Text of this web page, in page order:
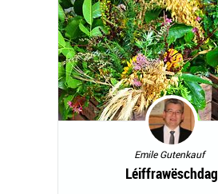
Emile Gutenkauf
Léiffrawëschdag